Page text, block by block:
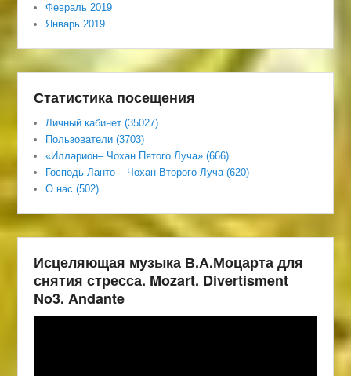
Февраль 2019
Январь 2019
Статистика посещения
Личный кабинет (35027)
Пользователи (3703)
«Илларион– Чохан Пятого Луча» (666)
Господь Ланто – Чохан Второго Луча (620)
О нас (502)
Исцеляющая музыка В.А.Моцарта для
снятия стресса. Mozart. Divertisment
No3. Andante